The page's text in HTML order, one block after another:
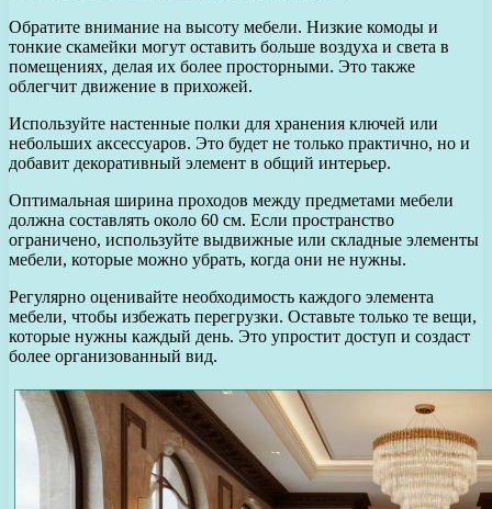
Обратите внимание на высоту мебели. Низкие комоды и
тонкие скамейки могут оставить больше воздуха и света в
помещениях, делая их более просторными. Это также
облегчит движение в прихожей.
Используйте настенные полки для хранения ключей или
небольших аксессуаров. Это будет не только практично, но и
добавит декоративный элемент в общий интерьер.
Оптимальная ширина проходов между предметами мебели
должна составлять около 60 см. Если пространство
ограничено, используйте выдвижные или складные элементы
мебели, которые можно убрать, когда они не нужны.
Регулярно оценивайте необходимость каждого элемента
мебели, чтобы избежать перегрузки. Оставьте только те вещи,
которые нужны каждый день. Это упростит доступ и создаст
более организованный вид.